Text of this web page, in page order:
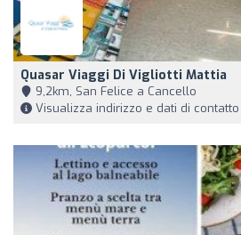
Quasar Viaggi Di Vigliotti Mattia
9,2km, San Felice a Cancello
Visualizza indirizzo e dati di contatto